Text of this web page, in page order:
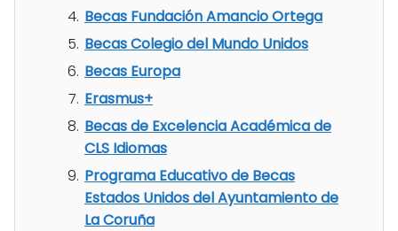
Becas Fundación Amancio Ortega
Becas Colegio del Mundo Unidos
Becas Europa
Erasmus+
Becas de Excelencia Académica de
CLS Idiomas
Programa Educativo de Becas
Estados Unidos del Ayuntamiento de
La Coruña